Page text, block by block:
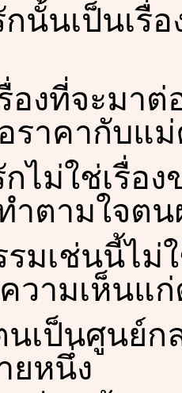
นั้นเป็นเรื่
องที่จะมา
ราคากับแ
ไม่ใช่เรื่อง
ำตามใจตน
มเช่นนี้ไม่
วามเห็นแ
เป็นศูนย์ก
ยหนึ่ง